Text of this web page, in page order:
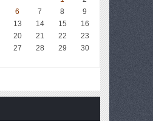
6 7 8
9
13 14 15
16
20 21 22
23
27 28 29
30